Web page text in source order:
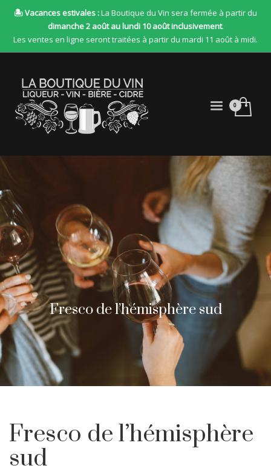
🏝 Vacances estivales :La Boutique du Vin sera fermée à partir du
dimanche 2 août au lundi 10 août inclusivement.
Les ventes en ligne seront traitées à partir du mardi 11 août à midi.
Fresco de l’hémisphère sud
Fresco de l’hémisphère
sud